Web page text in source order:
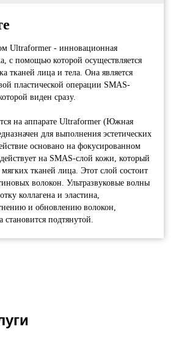
Ultraformer - инновационная
с помощью которой осуществляется
тканей лица и тела. Она является
пластической операции SMAS-
виден сразу.
на аппарате Ultraformer (Южная
для выполнения эстетических
основано на фокусированном
на SMAS-слой кожи, который
мягких тканей лица. Этот слой состоит
волокон. Ультразвуковые волны
коллагена и эластина,
и обновлению волокон,
становится подтянутой.